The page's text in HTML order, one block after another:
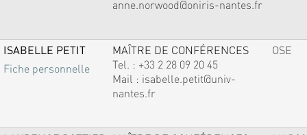
anne.norwood@oniris-nantes.fr
ISABELLE PETIT
Fiche personnelle
MAÎTRE DE CONFÉRENCES
Tel. : +33 2 28 09 20 45
Mail : isabelle.petit@univ-
nantes.fr
OSE